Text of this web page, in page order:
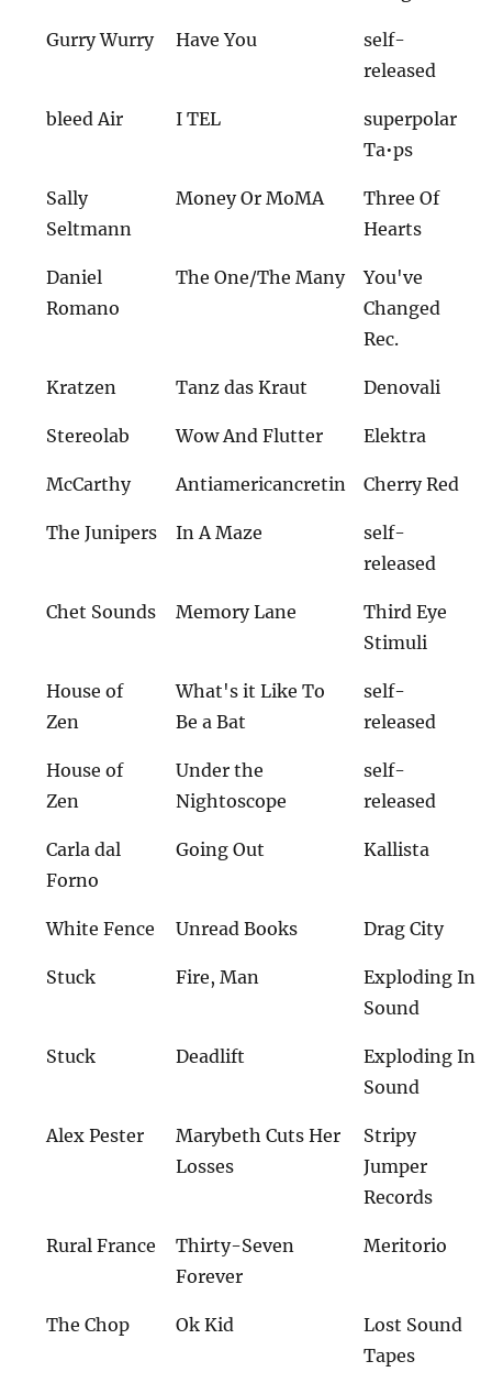
Gurry Wurry Have You
self-
released
bleed Air I TEL
superpolar
Ta•ps
Sally
Seltmann
Money Or MoMA
Three Of
Hearts
Daniel
Romano
The One/The Many
You've
Changed
Rec.
Kratzen Tanz das Kraut Denovali
Stereolab Wow And Flutter Elektra
McCarthy Antiamericancretin Cherry Red
The Junipers In A Maze
self-
released
Chet Sounds Memory Lane
Third Eye
Stimuli
House of
Zen
What's it Like To
Be a Bat
self-
released
House of
Zen
Under the
Nightoscope
self-
released
Carla dal
Forno
Going Out Kallista
White Fence Unread Books Drag City
Stuck Fire, Man
Exploding In
Sound
Stuck Deadlift
Exploding In
Sound
Alex Pester
Marybeth Cuts Her
Losses
Stripy
Jumper
Records
Rural France
Thirty-Seven
Forever
Meritorio
The Chop Ok Kid
Lost Sound
Tapes